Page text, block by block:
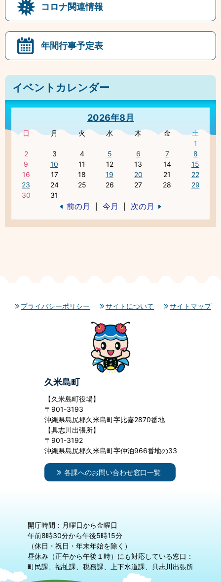
コロナ関連情報
年間行事予定表
イベントカレンダー
2026年8月
日 月 火 水 木 金
土
1
2
3 4 5 6 7
8
9
10 11 12 13 14
15
16
17 18 19 20 21
22
23
24 25 26 27 28
29
30
31
前の月 今月 次の月
プライバシーポリシー サイトについて サイトマップ
久米島町
【久米島町役場】
〒901-3193
沖縄県島尻郡久米島町字比嘉2870番地
【具志川出張所】
〒901-3192
沖縄県島尻郡久米島町字仲泊966番地の33
各課へのお問い合わせ窓口一覧
開庁時間：月曜日から金曜日
午前8時30分から午後5時15分
（休日・祝日・年末年始を除く）
昼休み（正午から午後１時）にも対応している窓口：
町民課、福祉課、税務課、上下水道課、具志川出張所